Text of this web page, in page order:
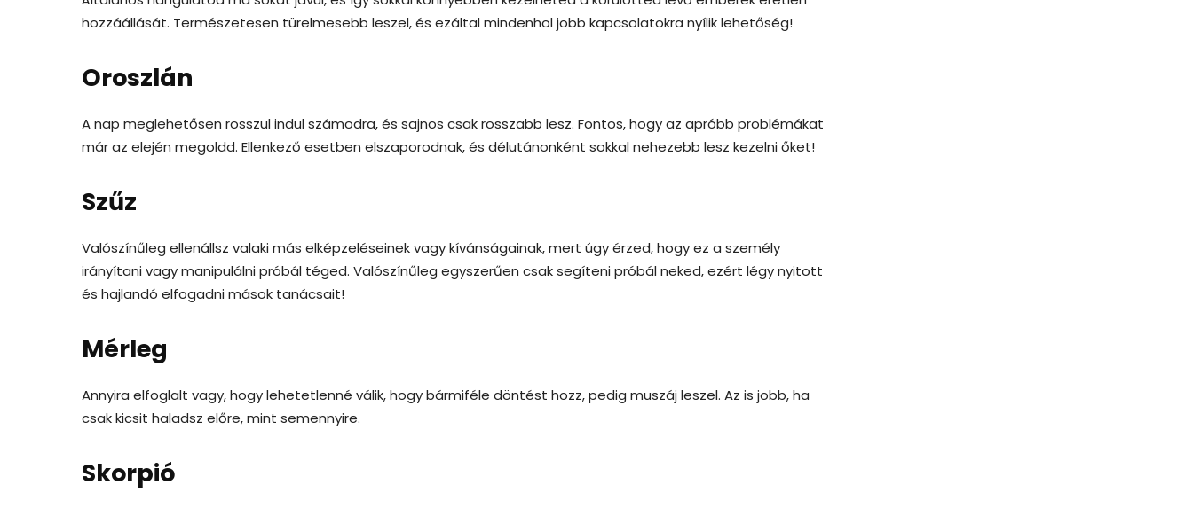
hozzáállását. Természetesen türelmesebb leszel, és ezáltal mindenhol jobb kapcsolatokra nyílik lehetőség!
Oroszlán
A nap meglehetősen rosszul indul számodra, és sajnos csak rosszabb lesz. Fontos, hogy az apróbb problémákat
már az elején megoldd. Ellenkező esetben elszaporodnak, és délutánonként sokkal nehezebb lesz kezelni őket!
Szűz
Valószínűleg ellenállsz valaki más elképzeléseinek vagy kívánságainak, mert úgy érzed, hogy ez a személy
irányítani vagy manipulálni próbál téged. Valószínűleg egyszerűen csak segíteni próbál neked, ezért légy nyitott
és hajlandó elfogadni mások tanácsait!
Mérleg
Annyira elfoglalt vagy, hogy lehetetlenné válik, hogy bármiféle döntést hozz, pedig muszáj leszel. Az is jobb, ha
csak kicsit haladsz előre, mint semennyire.
Skorpió